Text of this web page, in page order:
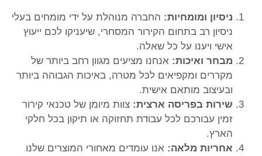
ניסיון ומומחיות: החברה מנוהלת על ידי מומחים בעלי
ניסיון רב בתחום הקירור המסחרי, שיעניקו לכם ייעוץ
אישי ויענו על כל שאלה.
מבחר ואיכות: אנחנו מציעים מגוון רחב ביותר של
מקררים ומקפיאים לכל מטרה, באיכות הגבוהה ביותר
ובעיצוב מותאם אישית.
שירות בפריסה ארצית: צוות מיומן של טכנאי קירור
זמין עבורכם לכל עבודת תחזוקה או תיקון בכל חלקי
הארץ.
אחריות מלאה: אנו עומדים מאחורי המוצרים שלנו